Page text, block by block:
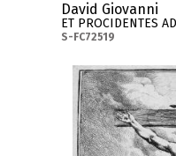
David Giovanni
ET PROCIDENTES
S-FC72519